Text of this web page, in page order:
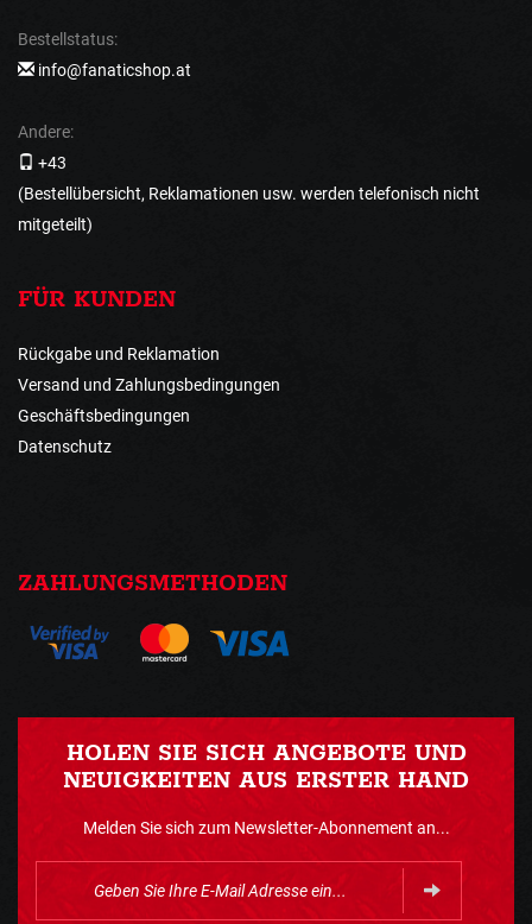
Bestellstatus:
info@fanaticshop.at
Andere:
+43
(Bestellübersicht, Reklamationen usw. werden telefonisch nicht
mitgeteilt)
FÜR KUNDEN
Rückgabe und Reklamation
Versand und Zahlungsbedingungen
Geschäftsbedingungen
Datenschutz
ZAHLUNGSMETHODEN
HOLEN SIE SICH ANGEBOTE UND
NEUIGKEITEN AUS ERSTER HAND
Melden Sie sich zum Newsletter-Abonnement an...